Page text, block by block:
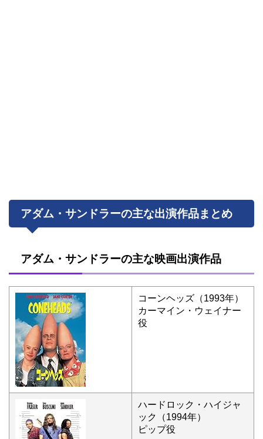
アダム・サンドラーの主な出演作品まとめ
アダム・サンドラーの主な映画出演作品
コーンヘッズ（1993年）
カーマイン・ウェイナー
役
ハードロック・ハイジャ
ック（1994年）
ピップ役